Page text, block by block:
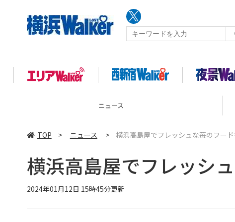
TOP > ニュース > 横浜高島屋でフレッシュな苺のフー
横浜高島屋でフレッシ
2024年01月12日 15時45分更新